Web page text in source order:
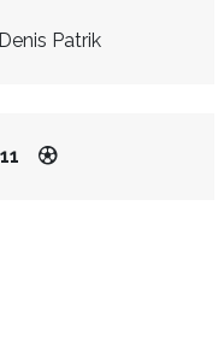
Patrik